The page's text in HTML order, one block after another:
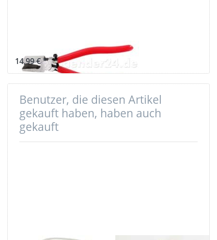
Gurtbandenden
14,99 € *
Benutzer, die diesen Artikel
gekauft haben, haben auch
gekauft